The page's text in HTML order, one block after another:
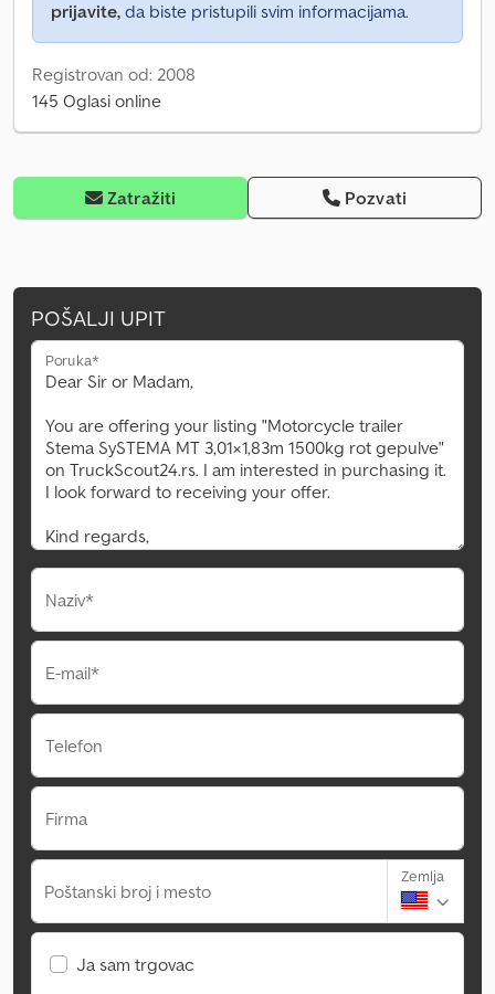
prijavite, da biste pristupili svim informacijama.
Registrovan od: 2008
145 Oglasi online
Zatražiti Pozvati
POŠALJI UPIT
Poruka*
Naziv*
E-mail*
Telefon
Firma
Poštanski broj i mesto
Zemlja
Ja sam trgovac